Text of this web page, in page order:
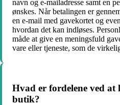
navn og e-mailadresse samt en
ønskes. Når betalingen er
en e-mail med gavekortet og
hvordan det kan indløses.
måde at give en meningsfuld
vare eller tjeneste, som de
Hvad er fordelene ved at
butik?